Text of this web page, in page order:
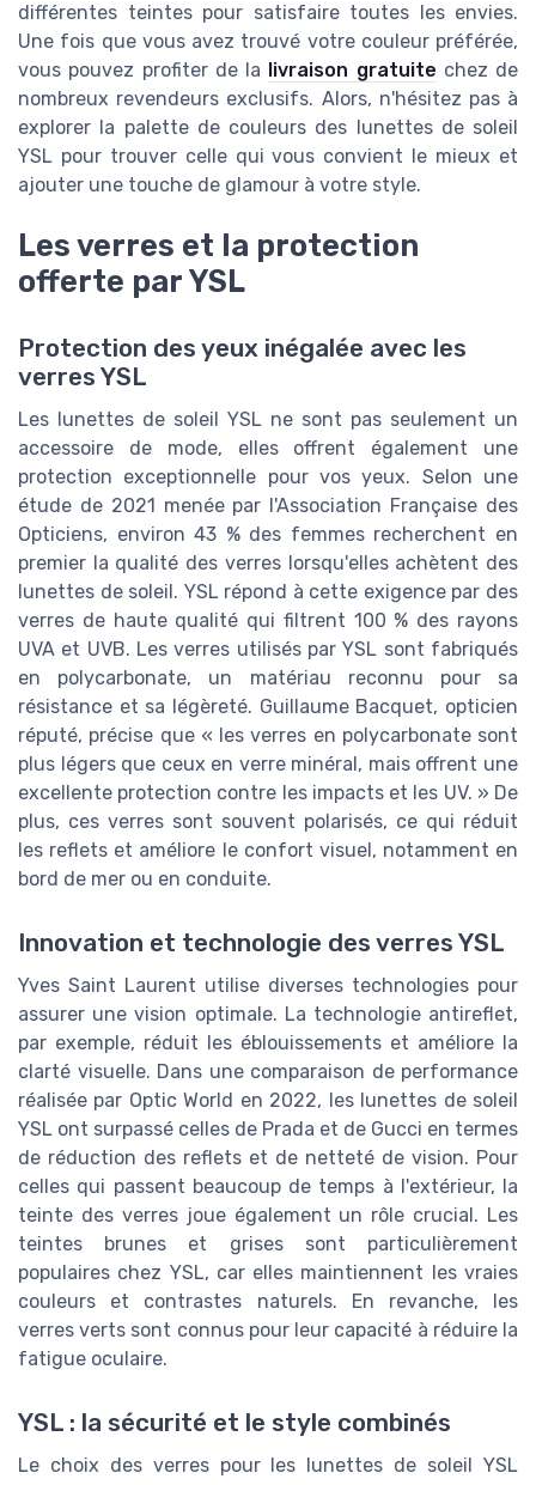
différentes teintes pour satisfaire toutes les envies.
Une fois que vous avez trouvé votre couleur préférée,
vous pouvez profiter de la
livraison gratuite chez de
nombreux revendeurs exclusifs. Alors, n'hésitez pas à
explorer la palette de couleurs des lunettes de soleil
YSL pour trouver celle qui vous convient le mieux et
ajouter une touche de glamour à votre style.
Les verres et la protection
offerte par YSL
Protection des yeux inégalée avec les
verres YSL
Les lunettes de soleil YSL ne sont pas seulement un
accessoire de mode, elles offrent également une
protection exceptionnelle pour vos yeux. Selon une
étude de 2021 menée par l'Association Française des
Opticiens, environ 43 % des femmes recherchent en
premier la qualité des verres lorsqu'elles achètent des
lunettes de soleil. YSL répond à cette exigence par des
verres de haute qualité qui filtrent 100 % des rayons
UVA et UVB. Les verres utilisés par YSL sont fabriqués
en polycarbonate, un matériau reconnu pour sa
résistance et sa légèreté. Guillaume Bacquet, opticien
réputé, précise que « les verres en polycarbonate sont
plus légers que ceux en verre minéral, mais offrent une
excellente protection contre les impacts et les UV. » De
plus, ces verres sont souvent polarisés, ce qui réduit
les reflets et améliore le confort visuel, notamment en
bord de mer ou en conduite.
Innovation et technologie des verres YSL
Yves Saint Laurent utilise diverses technologies pour
assurer une vision optimale. La technologie antireflet,
par exemple, réduit les éblouissements et améliore la
clarté visuelle. Dans une comparaison de performance
réalisée par Optic World en 2022, les lunettes de soleil
YSL ont surpassé celles de Prada et de Gucci en termes
de réduction des reflets et de netteté de vision. Pour
celles qui passent beaucoup de temps à l'extérieur, la
teinte des verres joue également un rôle crucial. Les
teintes brunes et grises sont particulièrement
populaires chez YSL, car elles maintiennent les vraies
couleurs et contrastes naturels. En revanche, les
verres verts sont connus pour leur capacité à réduire la
fatigue oculaire.
YSL : la sécurité et le style combinés
Le choix des verres pour les lunettes de soleil YSL